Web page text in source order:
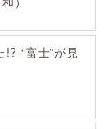
!? “富士”が見